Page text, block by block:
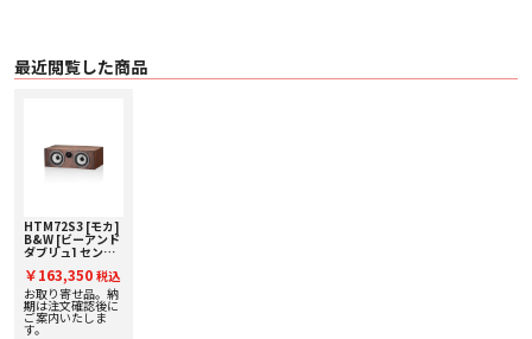
〇 希望小売価格（税込）
・ 253,000円（1台）グロス・ブラック
最近閲覧した商品
HTM72S3 [モカ]
B&W [ビーアンド
ダブリュ] センタ
台] 下取り査定額
20%アップ実施
中！
￥163,350 税込
お取り寄せ品。納
期は注文確認後に
ご案内いたしま
す。